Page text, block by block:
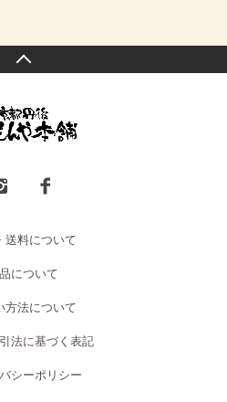
送料について
について
方法について
法に基づく表記
シーポリシー